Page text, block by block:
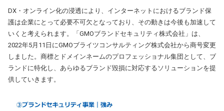
DX・オンライン化の浸透により、インターネットにおけるブランド保
護は企業にとって必要不可欠となっており、その動きは今後も加速して
いくと考えられます。「GMOブランドセキュリティ株式会社」は、
2022年5月11日にGMOブライツコンサルティング株式会社から商号変更
しました。商標とドメインネームのプロフェッショナル集団として、ブ
ランドに特化し、あらゆるブランド毀損に対応するソリューションを提
供していきます。